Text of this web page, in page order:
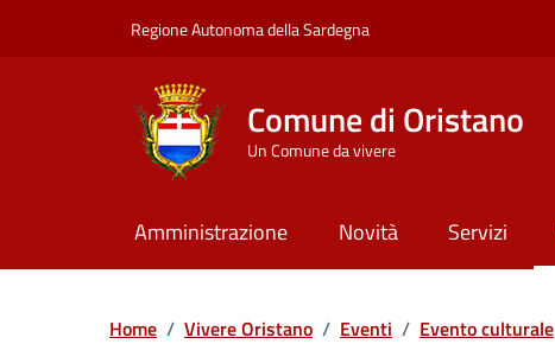
Regione Autonoma della Sardegna
Comune di Oristano
Un Comune da vivere
Amministrazione Novità Servizi
Home / Vivere Oristano / Eventi / Evento culturale